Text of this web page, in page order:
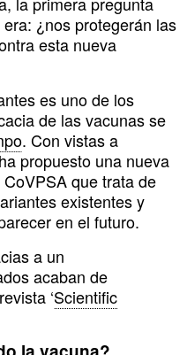
¿nos protegerán las
esta nueva
es uno de los
de las vacunas se
. Con vistas a
propuesto una nueva
que trata de
existentes y
en el futuro.
a un
acaban de
‘Scientific